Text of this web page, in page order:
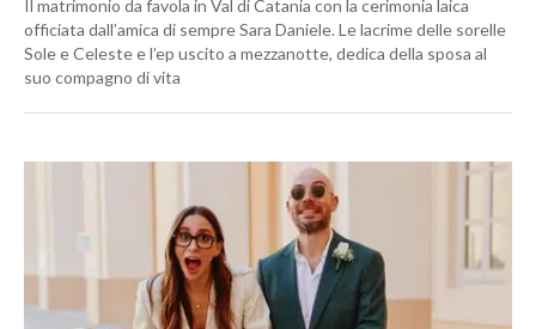
Il matrimonio da favola in Val di Catania con la cerimonia laica
officiata dall’amica di sempre Sara Daniele. Le lacrime delle sorelle
Sole e Celeste e l’ep uscito a mezzanotte, dedica della sposa al
suo compagno di vita